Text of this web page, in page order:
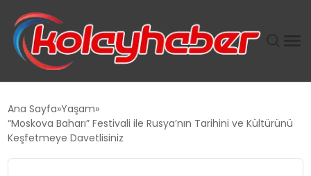
SUWEN’IN İSTIHDAM MODELI EKONOMIDE KADIN
Ana Sayfa Yaşam
“Moskova Baharı” Festivali ile Rusya’nın Tarihini ve Kültürünü
Keşfetmeye Davetlisiniz